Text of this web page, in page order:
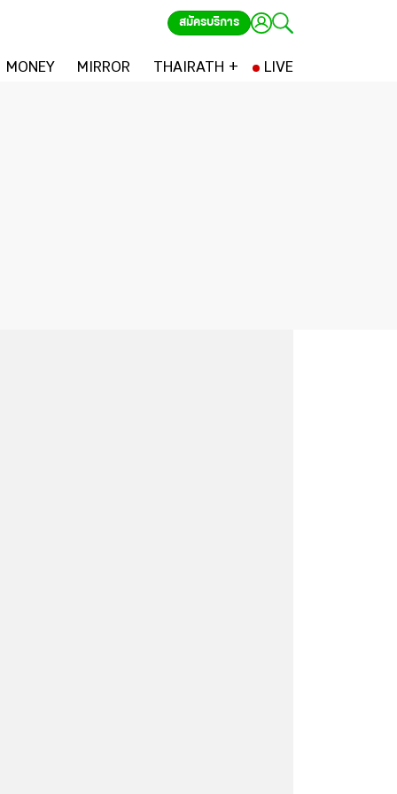
สมัครบริการ
MONEY MIRROR THAIRATH + LIVE